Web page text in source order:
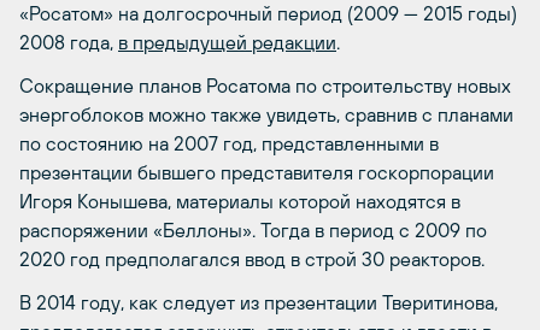
«Росатом» на долгосрочный период (2009 — 2015 годы)
2008 года, в предыдущей редакции.
Сокращение планов Росатома по строительству новых
энергоблоков можно также увидеть, сравнив с планами
по состоянию на 2007 год, представленными в
презентации бывшего представителя госкорпорации
Игоря Конышева, материалы которой находятся в
распоряжении «Беллоны». Тогда в период с 2009 по
2020 год предполагался ввод в строй 30 реакторов.
В 2014 году, как следует из презентации Тверитинова,